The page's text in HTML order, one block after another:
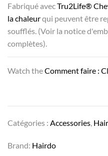
Fabriqué avecTru2Life®
la chaleurqui peuvent être
soufflés. (Voir la notice
complètes).
Watch theComment faire :
Catégories : Accessories
Brand: Hairdo